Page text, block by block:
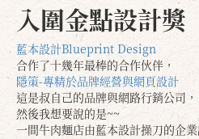
入圍金點設計獎
藍本設計Blueprint Design
合作了十幾年最棒的合作伙伴，
隱策-專精於品牌經營與網頁設計
這是叔自己的品牌與網路行銷公司，
然後我想要說的是~~
一間牛肉麵店由藍本設計操刀的企業